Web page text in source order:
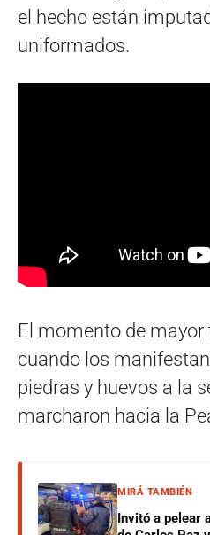
el hecho están
uniformados.
El momento de mayor
cuando los
piedras y huevos a la
marcharon hacia la
MIRÁ TAMBIÉN
Invitó a pelear